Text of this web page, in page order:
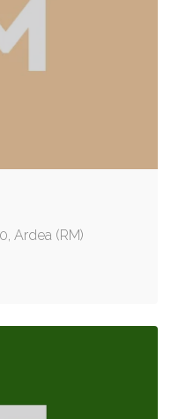
Ardea (RM)